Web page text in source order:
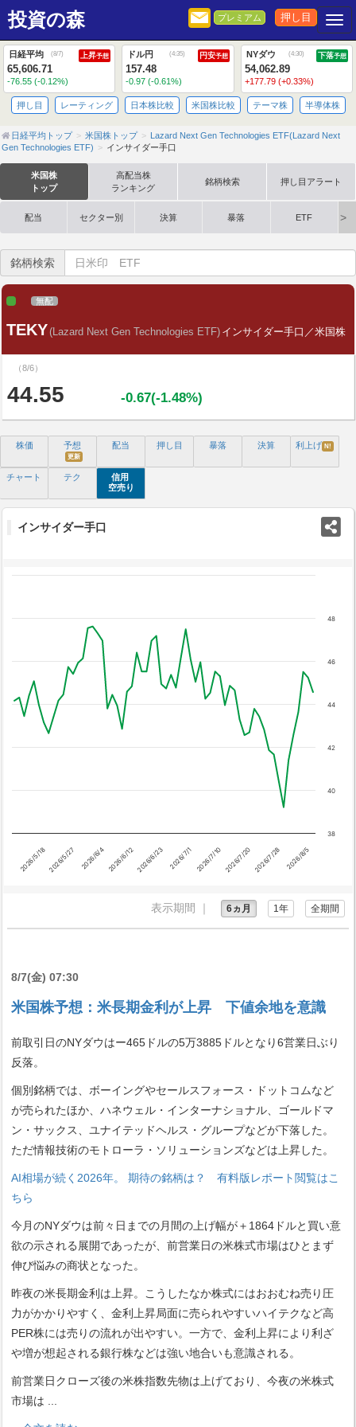
投資の森 プレミアム 押し目
日経平均 (8/7) 上昇予想
65,606.71
-76.55 (-0.12%)
ドル円 (4:35) 円安予想
157.48
-0.97 (-0.61%)
NYダウ (4:30) 下落予想
54,062.89
+177.79 (+0.33%)
押し目 レーティング 日本株比較 米国株比較 テーマ株 半導体株
日経平均トップ 米国株トップ
Lazard Next Gen Technologies ETF(Lazard Next
Gen Technologies ETF)
インサイダー手口
米国株
トップ
高配当株
ランキング
銘柄検索 押し目アラート
配当 セクター別 決算 暴落 ETF
銘柄検索
無配
TEKY(Lazard Next Gen Technologies ETF) インサイダー手口／米国株
（8/6）
44.55 -0.67(-1.48%)
株価 予想
更新
配当 押し目 暴落 決算 利上げ N!
チャート テク
信用
空売り
インサイダー手口
2026/5/182026/5/27 2026/6/4 2026/6/122026/6/23 2026/7/1 2026/7/102026/7/202026/7/28 2026/8/5
38
40
42
44
46
48
表示期間 ｜ 6ヵ月 1年 全期間
8/7(金) 07:30
米国株予想：米長期金利が上昇 下値余地を意識
前取引日のNYダウはー465ドルの5万3885ドルとなり6営業日ぶり
反落。
個別銘柄では、ボーイングやセールスフォース・ドットコムなど
が売られたほか、ハネウェル・インターナショナル、ゴールドマ
ン・サックス、ユナイテッドヘルス・グループなどが下落した。
ただ情報技術のモトローラ・ソリューションズなどは上昇した。
AI相場が続く2026年。 期待の銘柄は？ 有料版レポート閲覧はこ
ちら
今月のNYダウは前々日までの月間の上げ幅が＋1864ドルと買い意
欲の示される展開であったが、前営業日の米株式市場はひとまず
伸び悩みの商状となった。
昨夜の米長期金利は上昇。こうしたなか株式にはおおむね売り圧
力がかかりやすく、金利上昇局面に売られやすいハイテクなど高
PER株には売りの流れが出やすい。一方で、金利上昇により利ざ
や増が想起される銀行株などは強い地合いも意識される。
前営業日クローズ後の米株指数先物は上げており、今夜の米株式
市場は ...